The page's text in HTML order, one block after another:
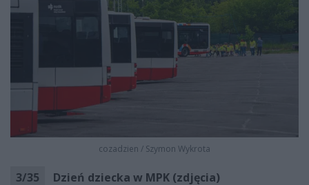
cozadzien / Szymon Wykrota
3/35 Dzień dziecka w MPK (zdjęcia)